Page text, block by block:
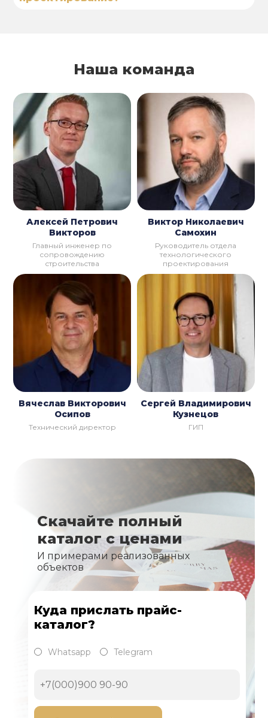
Наша команда
Алексей Петрович
Викторов
Главный инженер по
сопровождению
строительства
Виктор Николаевич
Самохин
Руководитель отдела
технологического
проектирования
Вячеслав Викторович
Осипов
Технический директор
Сергей Владимирович
Кузнецов
ГИП
Скачайте полный
каталог с ценами
И примерами реализованных
объектов
Куда прислать прайс-
каталог?
Whatsapp Telegram